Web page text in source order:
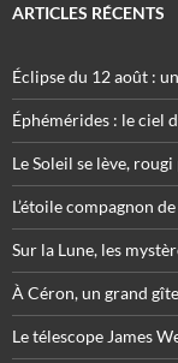
ARTICLES RÉCENTS
Éclipse du 12 août :
Éphémérides : le ciel
Le Soleil se lève,
L’étoile compagnon
Sur la Lune, les
À Céron, un grand
Le télescope James